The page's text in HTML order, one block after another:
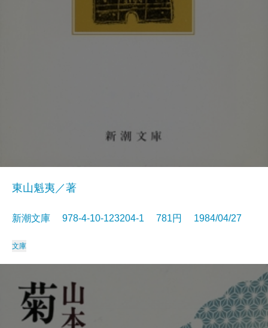
東山魁夷／著
新潮文庫 978-4-10-123204-1 781円 1984/04/27
文庫